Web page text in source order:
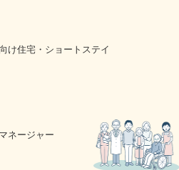
け住宅・ショートステイ
ネージャー